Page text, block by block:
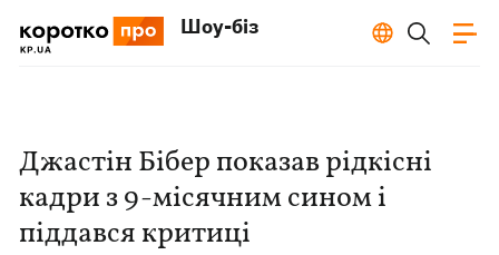
Шоу-біз
Джастін Бібер показав рідкісні
кадри з 9-місячним сином і
піддався критиці